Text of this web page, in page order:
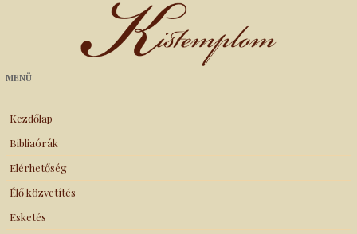
Kistemplom
MENÜ
Kezdőlap
Bibliaórák
Elérhetőség
Élő közvetítés
Esketés